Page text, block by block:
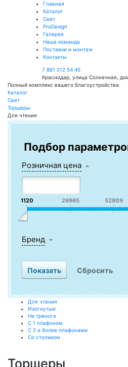
Главная
Каталог
Свет
ProDesign
Галерея
Наша команда
Поставки и монтаж
Контакты
7 861 212 54 45
Краснодар, улица Солнечная,
Полный комплекс вашего благоустройства
Каталог
Свет
Торшеры
Для чтения
Подбор
Розничная цена
1120 26965 52809
Бренд
Для чтения
Изогнутые
На треноге
С 1 плафоном
С 2 и более плафонами
Со столиком
Торшеры